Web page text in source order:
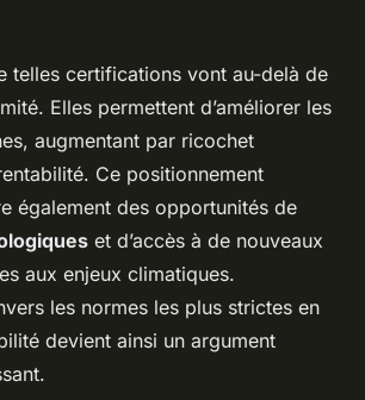
telles certifications vont au-delà de
Elles permettent d’améliorer les
augmentant par ricochet
Ce positionnement
également des opportunités de
et d’accès à de nouveaux
aux enjeux climatiques.
les normes les plus strictes en
devient ainsi un argument